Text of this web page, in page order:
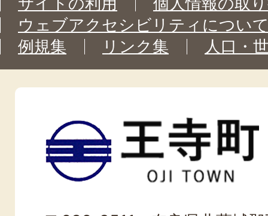
ウェブアクセシビリティについ
例規集
リンク集 人口・
王
寺
町